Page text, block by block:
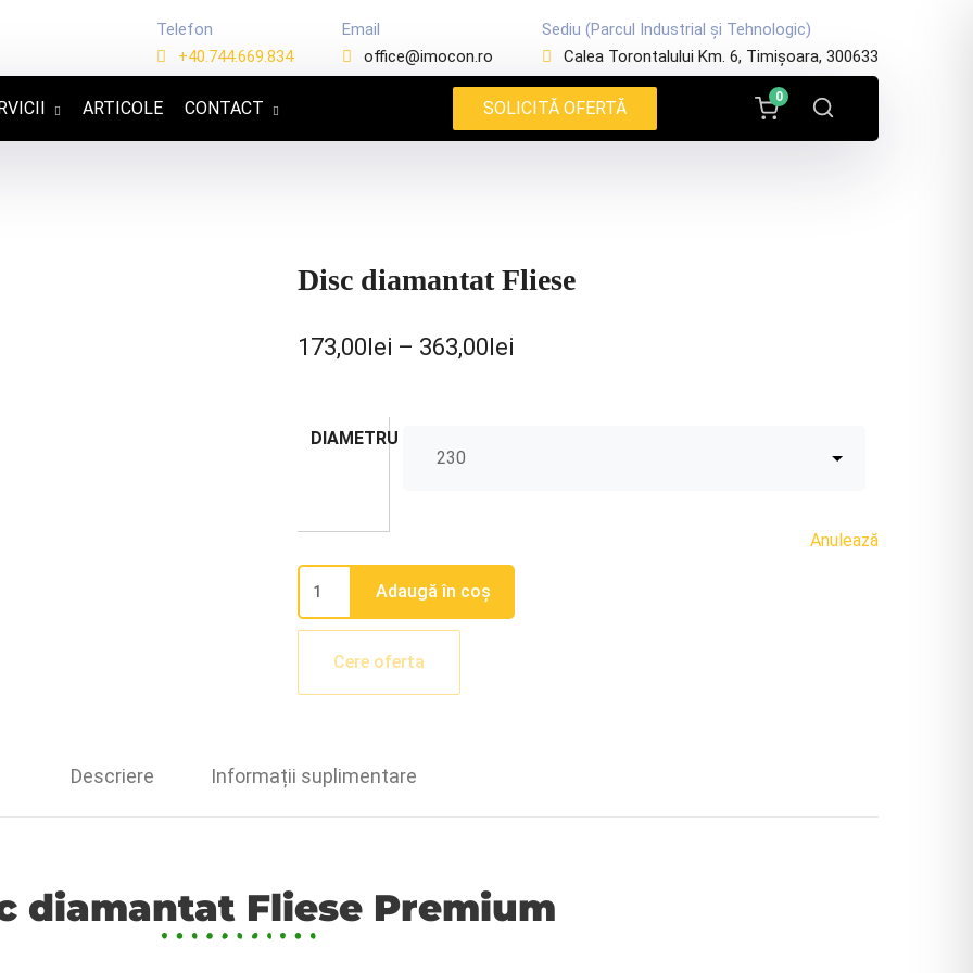
Telefon
+40.744.669.834
Email
office@imocon.ro
Sediu (Parcul Industrial și Tehnologic)
Calea Torontalului Km. 6, Timișoara, 300633
ARTICOLE CONTACT SOLICITĂ OFERTĂ
0
Disc diamantat Fliese
173,00lei – 363,00lei
DIAMETRU
Anulează
Adaugă în coș
Cere oferta
Descriere Informații suplimentare
diamantat Fliese Premium